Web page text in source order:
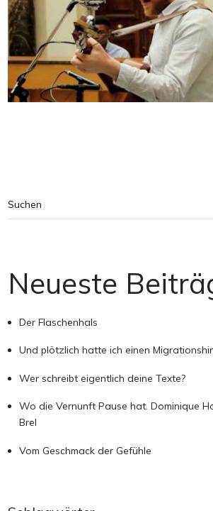
Neueste
Der Flaschenhals
Und plötzlich hatte ich einen
Wer schreibt eigentlich deine Texte?
Wo die Vernunft Pause hat. Dominique
Brel
Vom Geschmack der Gefühle